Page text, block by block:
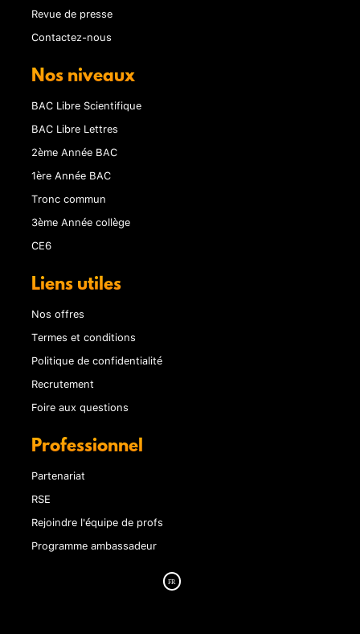
Revue de presse
Contactez-nous
Nos niveaux
BAC Libre Scientifique
BAC Libre Lettres
2ème Année BAC
1ère Année BAC
Tronc commun
3ème Année collège
CE6
Liens utiles
Nos offres
Termes et conditions
Politique de confidentialité
Recrutement
Foire aux questions
Professionnel
Partenariat
RSE
Rejoindre l'équipe de profs
Programme ambassadeur